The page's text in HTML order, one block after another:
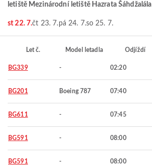
letiště Mezinárodní letiště Hazrata Šáhdžalála
st 22. 7.čt 23. 7.pá 24. 7.so 25. 7.
Let č. Model letadla Odjíždí
BG339 - 02:20
BG201 Boeing 787 07:40
BG611 - 07:45
BG591 - 08:00
BG591 - 08:00